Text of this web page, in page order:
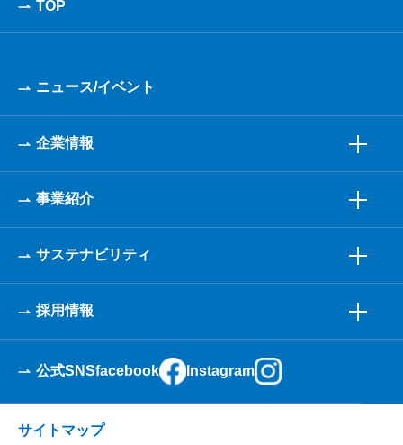
TOP
ニュース/イベント
企業情報
事業紹介
サステナビリティ
採用情報
公式SNSfacebook Instagram
サイトマップ